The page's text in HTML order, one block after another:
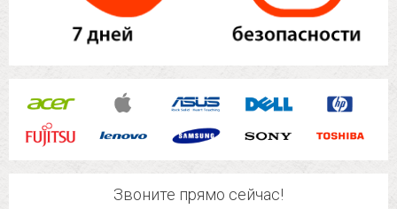
Звоните прямо сейчас!